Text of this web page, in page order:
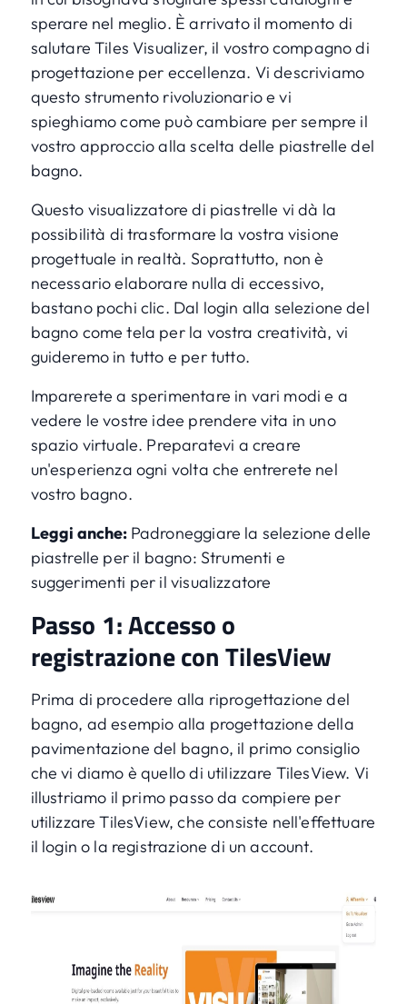
sperare nel meglio. È arrivato il momento di
salutareTiles Visualizer, il vostro compagno di
progettazione per eccellenza. Vi descriviamo
questo strumento rivoluzionario e vi
spieghiamo come può cambiare per sempre il
vostro approccio alla scelta delle piastrelle del
bagno.
Questo visualizzatore di piastrelle vi dà la
possibilità di trasformare la vostra visione
progettuale in realtà. Soprattutto, non è
necessario elaborare nulla di eccessivo,
bastano pochi clic. Dal login alla selezione del
bagno come tela per la vostra creatività, vi
guideremo in tutto e per tutto.
Imparerete a sperimentare in vari modi e a
vedere le vostre idee prendere vita in uno
spazio virtuale. Preparatevi a creare
un'esperienza ogni volta che entrerete nel
vostro bagno.
Leggi anche: Padroneggiare la selezione delle
piastrelle per il bagno: Strumenti e
suggerimenti per il visualizzatore
Passo 1: Accesso o
registrazione con TilesView
Prima di procedere alla riprogettazione del
bagno, ad esempio alla progettazione della
pavimentazione del bagno, il primo consiglio
che vi diamo è quello di utilizzare TilesView. Vi
illustriamo il primo passo da compiere per
utilizzare TilesView, che consiste nell'effettuare
il login o la registrazione di un account.